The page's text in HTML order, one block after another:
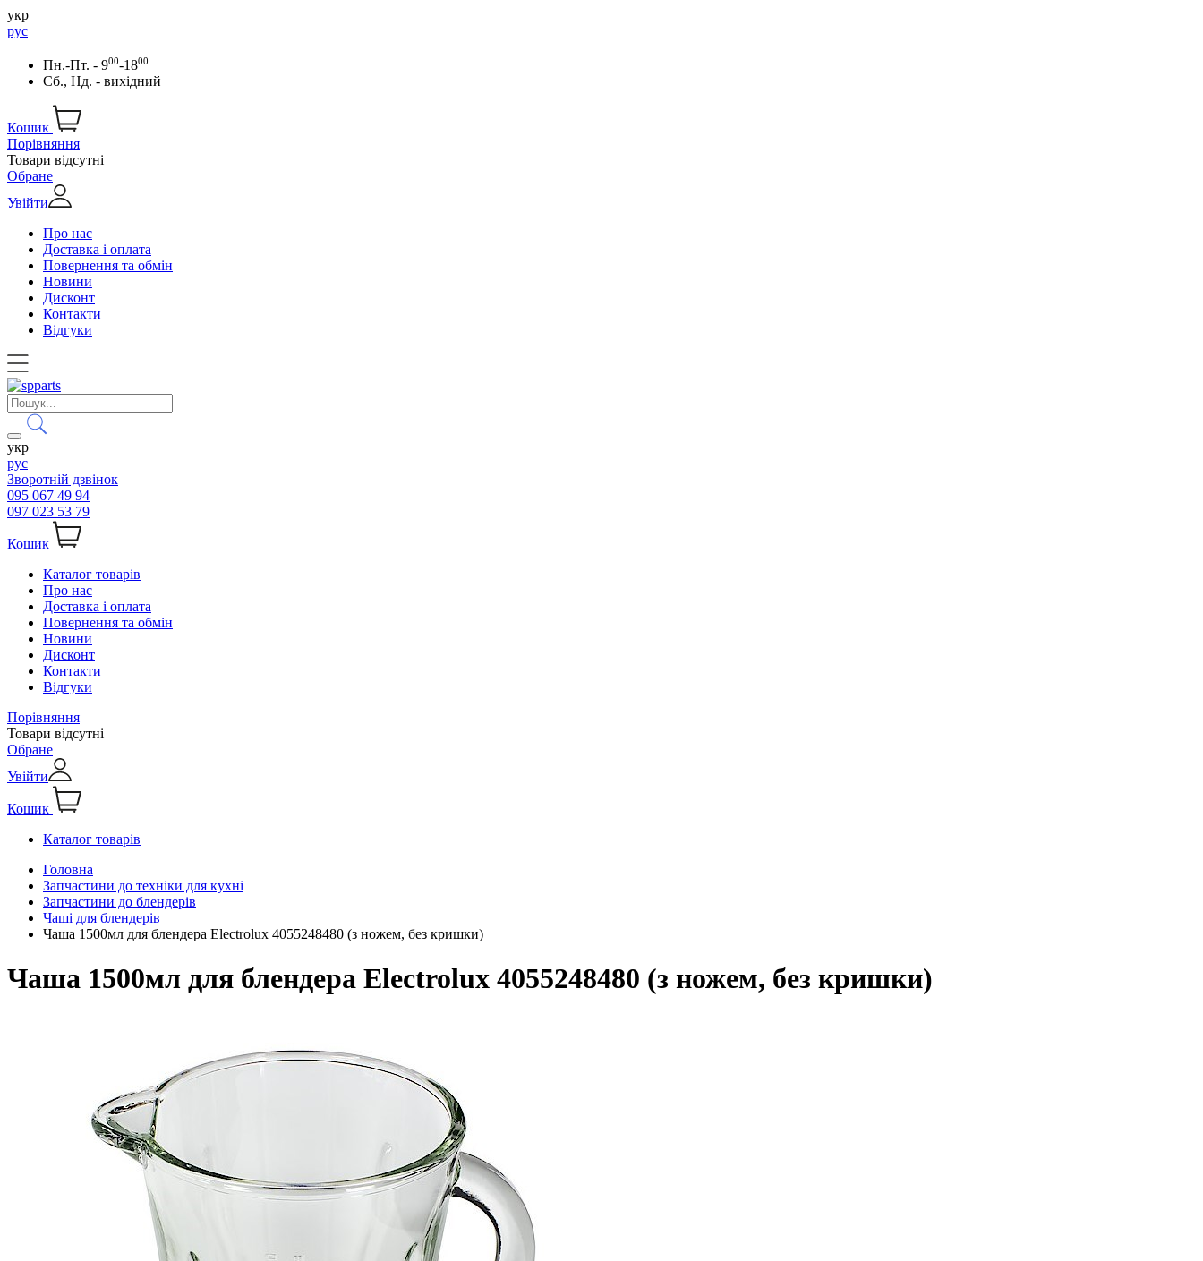
укр
рус
Пн.-Пт. - 900-1800
Сб., Нд. - вихідний
Кошик
Порівняння
Товари відсутні
Обране
Увійти
Про нас
Доставка і оплата
Повернення та обмін
Новини
Дисконт
Контакти
Відгуки
укр
рус
Зворотній дзвінок
095 067 49 94
097 023 53 79
Кошик
Каталог товарів
Про нас
Доставка і оплата
Повернення та обмін
Новини
Дисконт
Контакти
Відгуки
Порівняння
Товари відсутні
Обране
Увійти
Кошик
Каталог товарів
Головна
Запчастини до техніки для кухні
Запчастини до блендерів
Чаші для блендерів
Чаша 1500мл для блендера Electrolux 4055248480 (з ножем, без кришки)
Чаша 1500мл для блендера Electrolux 4055248480 (з ножем, без кришки)